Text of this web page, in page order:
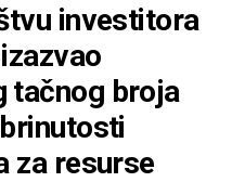
investitora
tačnog broja
za resurse